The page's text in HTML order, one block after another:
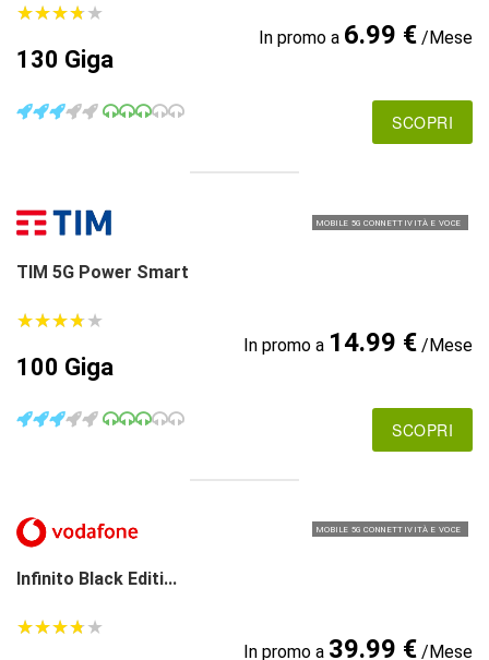
★★★★★
★★★★★
130 Giga
In promo a 6.99 €/Mese
SCOPRI
MOBILE 5G CONNETTIVITÀ E VOCE
TIM 5G Power Smart
★★★★★
★★★★★
100 Giga
In promo a 14.99 €/Mese
SCOPRI
MOBILE 5G CONNETTIVITÀ E VOCE
Infinito Black Editi...
★★★★★
★★★★★
In promo a 39.99 €/Mese